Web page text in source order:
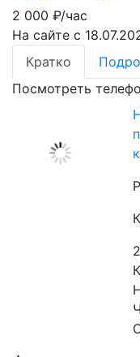
2 000 ₽/час
На сайте с
Кратко
Посмотреть